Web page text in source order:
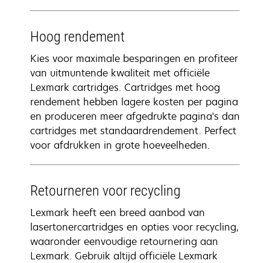
Hoog rendement
Kies voor maximale besparingen en profiteer
van uitmuntende kwaliteit met officiële
Lexmark cartridges. Cartridges met hoog
rendement hebben lagere kosten per pagina
en produceren meer afgedrukte pagina's dan
cartridges met standaardrendement. Perfect
voor afdrukken in grote hoeveelheden.
Retourneren voor recycling
Lexmark heeft een breed aanbod van
lasertonercartridges en opties voor recycling,
waaronder eenvoudige retournering aan
Lexmark. Gebruik altijd officiële Lexmark